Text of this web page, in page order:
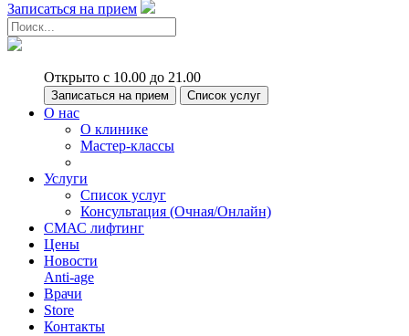
Записаться на прием
Открыто с 10.00 до 21.00
Записаться на прием Список услуг
О нас
О клинике
Мастер-классы
Услуги
Список услуг
Консультация (Очная/Онлайн)
СМАС лифтинг
Цены
Новости
Anti-age
Врачи
Store
Контакты